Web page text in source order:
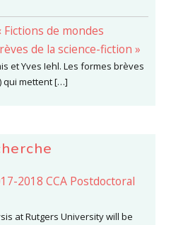
Fictions de mondes
de la science-fiction »
et Yves Iehl. Les formes brèves
qui mettent […]
2018 CCA Postdoctoral
at Rutgers University will be